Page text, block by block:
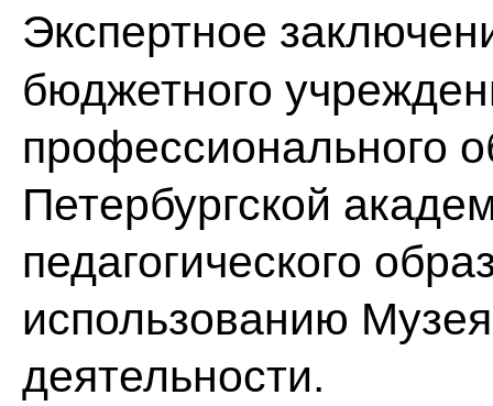
Экспертное
бюджетного
профессионального
Петербургской
педагогического
использованию
деятельности.